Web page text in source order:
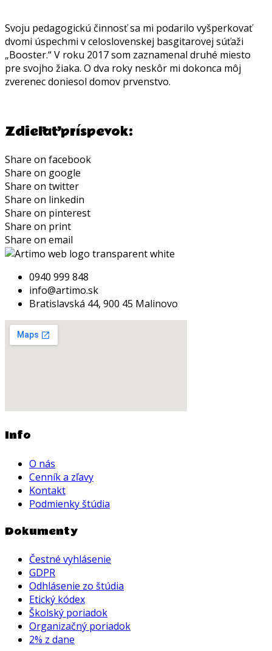
Svoju pedagogickú činnosť sa mi podarilo vyšperkovať
dvomi úspechmi v celoslovenskej basgitarovej súťaži
„Booster.“ V roku 2017 som zaznamenal druhé miesto
pre svojho žiaka. O dva roky neskôr mi dokonca môj
zverenec doniesol domov prvenstvo.
Zdieľať príspevok:
Share on facebook
Share on google
Share on twitter
Share on linkedin
Share on pinterest
Share on print
Share on email
0940 999 848
info@artimo.sk
Bratislavská 44, 900 45 Malinovo
Info
O nás
Cenník a zľavy
Kontakt
Podmienky štúdia
Dokumenty
Čestné vyhlásenie
GDPR
Odhlásenie zo štúdia
Etický kódex
Školský poriadok
Organizačný poriadok
2% z dane